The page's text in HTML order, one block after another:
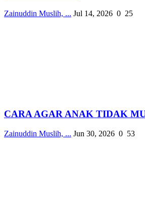
Zainuddin Muslih, ... Jul 14, 2026 0 25
CARA AGAR ANAK TIDAK
Zainuddin Muslih, ... Jun 30, 2026 0 53